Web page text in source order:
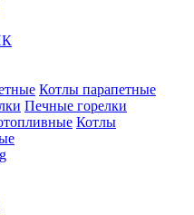
Котлы парапетные
Печные горелки
Котлы